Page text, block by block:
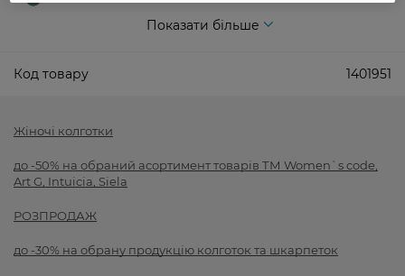
Показати більше
Код товару 1401951
Жіночі колготки
до -50% на обраний асортимент товарів ТМ Women`s code,
Art G, Intuicia, Siela
РОЗПРОДАЖ
до -30% на обрану продукцію колготок та шкарпеток